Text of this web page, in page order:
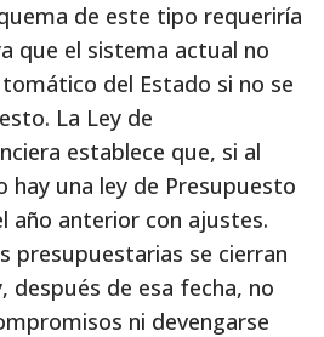
de este tipo requeriría
que el sistema actual no
del Estado si no se
La Ley de
establece que, si al
hay una ley de Presupuesto
año anterior con ajustes.
presupuestarias se cierran
después de esa fecha, no
ni devengarse